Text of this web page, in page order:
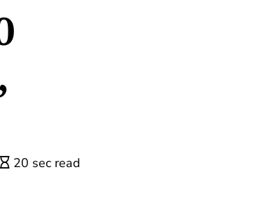
20 sec read